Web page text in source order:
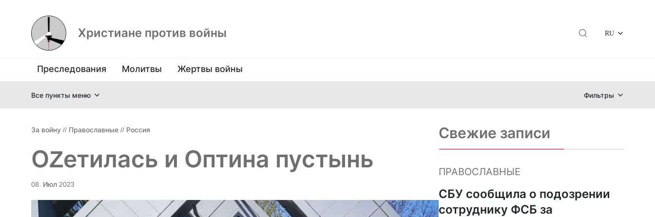
Христиане против войны RU
Преследования Молитвы Жертвы войны
Все пункты меню Фильтры
За войну // Православные // Россия
ОZетилась и Оптина пустынь
08. Июл 2023
Свежие записи
ПРАВОСЛАВНЫЕ
СБУ сообщила о подозрении
сотруднику ФСБ за